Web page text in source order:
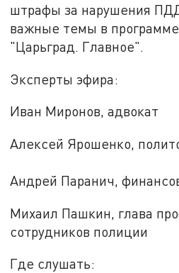
штрафы за нарушения
важные темы в
"Царьград. Главное".
Эксперты эфира:
Иван Миронов, адвокат
Алексей Ярошенко,
Андрей Паранич,
Михаил Пашкин, глава
сотрудников полиции
Где слушать: